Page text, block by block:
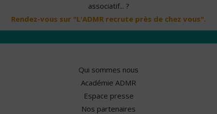
associatif... ?
Rendez-vous sur "L'ADMR recrute près de chez vous".
Qui sommes nous
Académie ADMR
Espace presse
Nos partenaires